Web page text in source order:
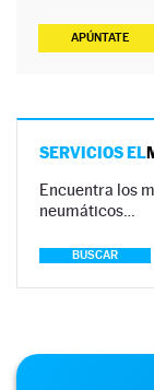
APÚNTATE
SERVICIOS EL
Encuentra los
neumáticos…
BUSCAR